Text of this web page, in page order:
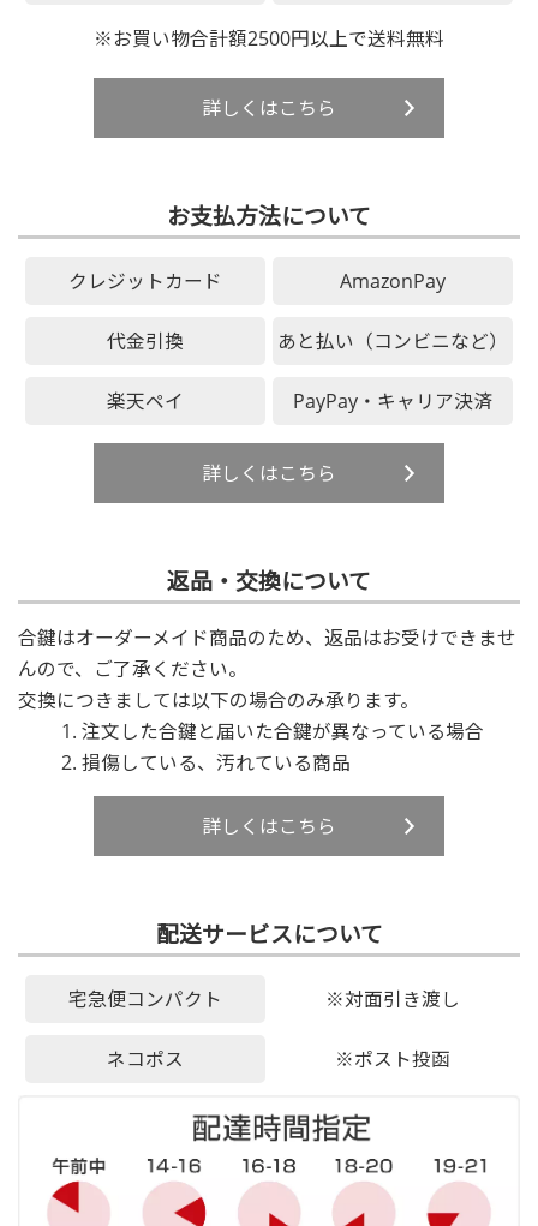
※お買い物合計額2500円以上で送料無料
詳しくはこちら
お支払方法について
クレジットカード AmazonPay
代金引換 あと払い（コンビニなど）
楽天ペイ PayPay・キャリア決済
詳しくはこちら
返品・交換について
合鍵はオーダーメイド商品のため、返品はお受けできませ
んので、ご了承ください。
交換につきましては以下の場合のみ承ります。
注文した合鍵と届いた合鍵が異なっている場合
損傷している、汚れている商品
詳しくはこちら
配送サービスについて
宅急便コンパクト ※対面引き渡し
ネコポス ※ポスト投函